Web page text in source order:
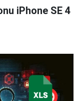
iPhone SE 4